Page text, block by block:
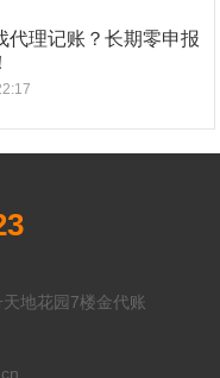
代理记账？长期零申报
地花园7楼金代账